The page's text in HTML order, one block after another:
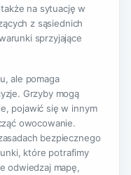
na sytuację w
z sąsiednich
sprzyjające
ale pomaga
Grzyby mogą
pojawić się w innym
owocowanie.
bezpiecznego
które potrafimy
odwiedzaj mapę,